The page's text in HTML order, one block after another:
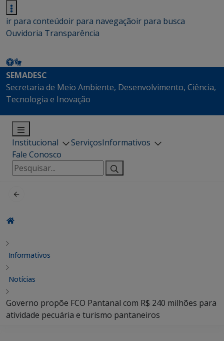
ir para conteúdoir para navegaçãoir para busca
Ouvidoria Transparência
SEMADESC
Secretaria de Meio Ambiente, Desenvolvimento, Ciência,
Tecnologia e Inovação
Institucional ServiçosInformativos
Fale Conosco
Pesquisar
por:
Informativos
Notícias
Governo propõe FCO Pantanal com R$ 240 milhões para
atividade pecuária e turismo pantaneiros